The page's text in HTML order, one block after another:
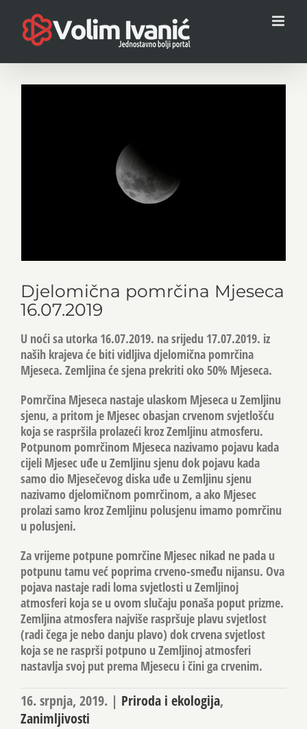
content
Djelomična pomrčina Mjeseca
16.07.2019
U noći sa utorka 16.07.2019. na srijedu 17.07.2019. iz
naših krajeva će biti vidljiva djelomična pomrčina
Mjeseca. Zemljina će sjena prekriti oko 50% Mjeseca.
Pomrčina Mjeseca nastaje ulaskom Mjeseca u Zemljinu
sjenu, a pritom je Mjesec obasjan crvenom svjetlošću
koja se raspršila prolazeći kroz Zemljinu atmosferu.
Potpunom pomrčinom Mjeseca nazivamo pojavu kada
cijeli Mjesec uđe u Zemljinu sjenu dok pojavu kada
samo dio Mjesečevog diska uđe u Zemljinu sjenu
nazivamo djelomičnom pomrčinom, a ako Mjesec
prolazi samo kroz Zemljinu polusjenu imamo pomrčinu
u polusjeni.
Za vrijeme potpune pomrčine Mjesec nikad ne pada u
potpunu tamu već poprima crveno-smeđu nijansu. Ova
pojava nastaje radi loma svjetlosti u Zemljinoj
atmosferi koja se u ovom slučaju ponaša poput prizme.
Zemljina atmosfera najviše raspršuje plavu svjetlost
(radi čega je nebo danju plavo) dok crvena svjetlost
koja se ne rasprši potpuno u Zemljinoj atmosferi
nastavlja svoj put prema Mjesecu i čini ga crvenim.
16. srpnja, 2019. | Priroda i ekologija,
Zanimljivosti